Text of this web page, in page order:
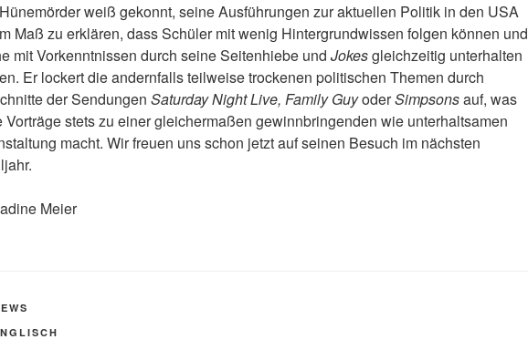
weiß gekonnt, seine Ausführungen zur aktuellen Politik in den USA
Maß zu erklären, dass Schüler mit wenig Hintergrundwissen folgen können und
mit Vorkenntnissen durch seine Seitenhiebe und Jokesgleichzeitig unterhalten
Er lockert die andernfalls teilweise trockenen politischen Themen durch
der Sendungen Saturday Night Live, Family GuyoderSimpsonsauf, was
Vorträge stets zu einer gleichermaßen gewinnbringenden wie unterhaltsamen
macht. Wir freuen uns schon jetzt auf seinen Besuch im nächsten
Meier